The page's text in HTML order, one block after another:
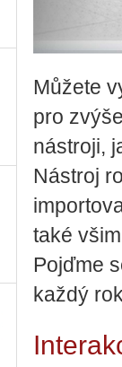
Můžete
pro
nástroji,
Nástroj
také
Pojďme
každý